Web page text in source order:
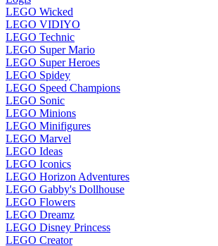
LEGO Wicked
LEGO VIDIYO
LEGO Technic
LEGO Super Mario
LEGO Super Heroes
LEGO Spidey
LEGO Speed Champions
LEGO Sonic
LEGO Minions
LEGO Minifigures
LEGO Marvel
LEGO Ideas
LEGO Iconics
LEGO Horizon Adventures
LEGO Gabby's Dollhouse
LEGO Flowers
LEGO Dreamz
LEGO Disney Princess
LEGO Creator